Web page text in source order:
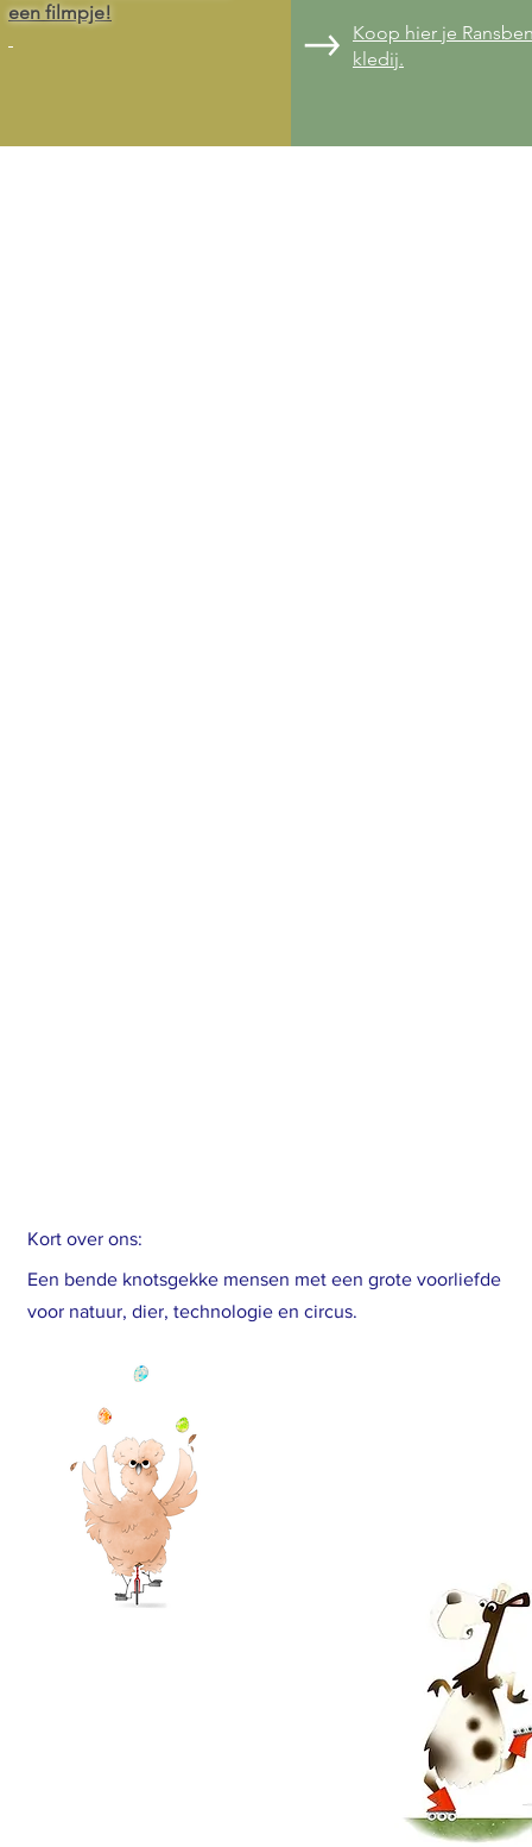
een filmpje!
Koop hier je
kledij.
Kort over ons:
Een bende knotsgekke mensen met een grote voorliefde
voor natuur, dier, technologie en circus.